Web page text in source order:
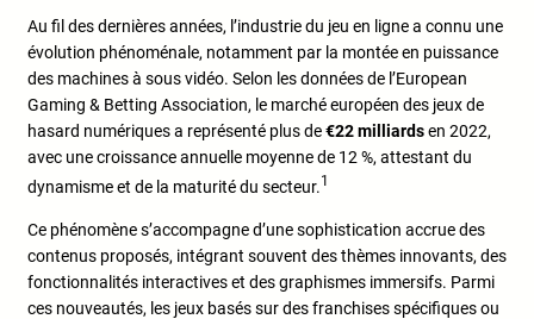
Au fil des dernières années, l’industrie du jeu en ligne a connu une
évolution phénoménale, notamment par la montée en puissance
des machines à sous vidéo. Selon les données de l’European
Gaming & Betting Association, le marché européen des jeux de
hasard numériques a représenté plus de€22 milliardsen 2022,
avec une croissance annuelle moyenne de 12 %, attestant du
dynamisme et de la maturité du secteur.1
Ce phénomène s’accompagne d’une sophistication accrue des
contenus proposés, intégrant souvent des thèmes innovants, des
fonctionnalités interactives et des graphismes immersifs. Parmi
ces nouveautés, les jeux basés sur des franchises spécifiques ou